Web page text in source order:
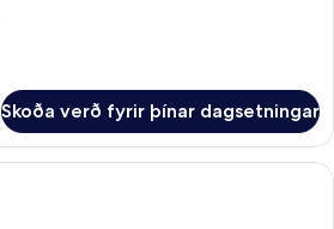
Skoða verð fyrir þínar dagsetningar